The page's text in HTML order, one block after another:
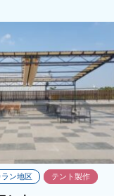
ン地区 テント製作